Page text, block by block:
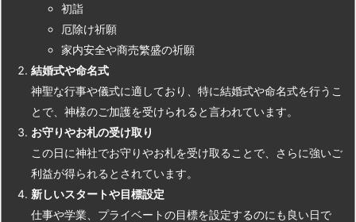
初詣
厄除け祈願
家内安全や商売繁盛の祈願
結婚式や命名式
神聖な行事や儀式に適しており、特に結婚式や命名式を行うこ
とで、神様のご加護を受けられると言われています。
お守りやお札の受け取り
この日に神社でお守りやお札を受け取ることで、さらに強いご
利益が得られるとされています。
新しいスタートや目標設定
仕事や学業、プライベートの目標を設定するのにも良い日で